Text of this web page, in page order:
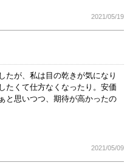
2021/05/19
たが、私は目の乾きが気になり
たくて仕方なくなったり。安価
と思いつつ、期待が高かったの
2021/05/09